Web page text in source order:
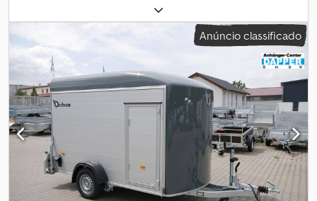
, peso total:
eixo:1 eixo, carga admissível no eixo (eixo 1):1 300 kg,
comprimento do espaço de carga:
3 000 mm, largura do espaço
de carga:
1 520 mm
,
Acessórios instalados - Cor do poliéster à escolha: preto, cinza,
azul, violeta e branco - Branco também disponível, porém a um
preço mais acessível - Porta lateral Estrutura - Estrutura de
poliéster reforçada - Cor do poliéster à escolha: preto, cinza, azul,
verde e branco - Traseira pode ser aberta como rampa ou porta -
Porta lateral com dupla fechadura - Frente de poliéster
arredondada Rampa de acesso - Rampa de alumínio com
superfície antiderrapante - Possibilidade de travamento com
cadeado - Ângulo de carga otimizado pela rebaixamento do
Anúncio classificado